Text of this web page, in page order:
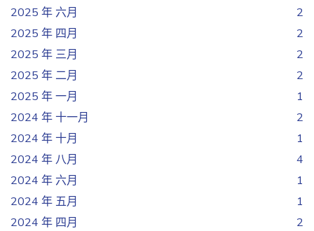
2025 年 六月
2
2025 年 四月
2
2025 年 三月
2
2025 年 二月
2
2025 年 一月
1
2024 年 十一月
2
2024 年 十月
1
2024 年 八月
4
2024 年 六月
1
2024 年 五月
1
2024 年 四月
2